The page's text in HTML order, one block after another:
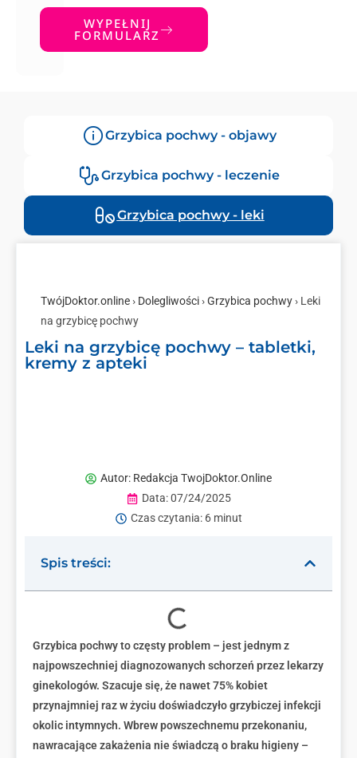
WYPEŁNIJ
FORMULARZ
Grzybica pochwy - objawy
Grzybica pochwy - leczenie
Grzybica pochwy - leki
TwójDoktor.online › Dolegliwości ›Grzybica pochwy › Leki
na grzybicę pochwy
Leki na grzybicę pochwy – tabletki,
kremy z apteki
Autor: Redakcja TwojDoktor.Online
Data:07/24/2025
Czas czytania: 6 minut
Spis treści:
Grzybica pochwy to częsty problem – jest jednym z
najpowszechniej diagnozowanych schorzeń przez lekarzy
ginekologów. Szacuje się, że nawet 75% kobiet
przynajmniej raz w życiu doświadczyło grzybiczej infekcji
okolic intymnych. Wbrew powszechnemu przekonaniu,
nawracające zakażenia nie świadczą o braku higieny –